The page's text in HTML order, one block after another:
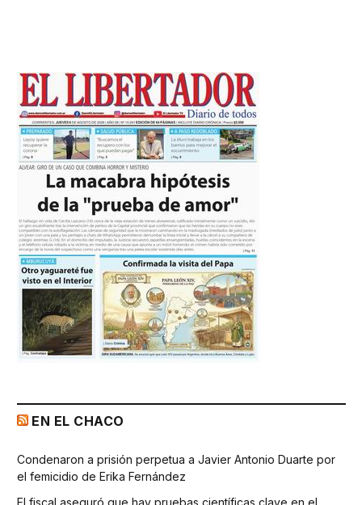
EN EL CHACO
Condenaron a prisión perpetua a Javier Antonio Duarte por
el femicidio de Erika Fernández
El fiscal aseguró que hay pruebas científicas clave en el